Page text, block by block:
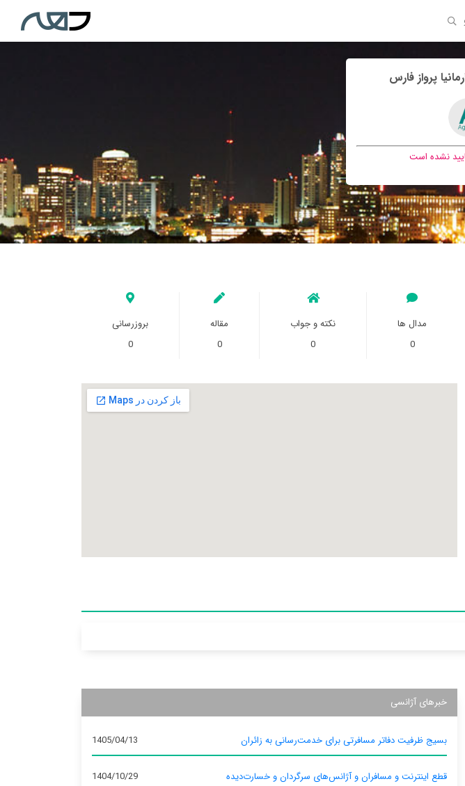
پرواز فارس
نشده است
مدال ها
0
نکته و جواب
0
مقاله
0
بروزرسانی
0
خبرهای آژانسی
بسیج ظرفیت دفاتر مسافرتی برای خدمت‌رسانی به زائران 1405/04/13
قطع اینترنت و مسافران و آژانس‌های سرگردان و خسارت‌دیده 1404/10/29